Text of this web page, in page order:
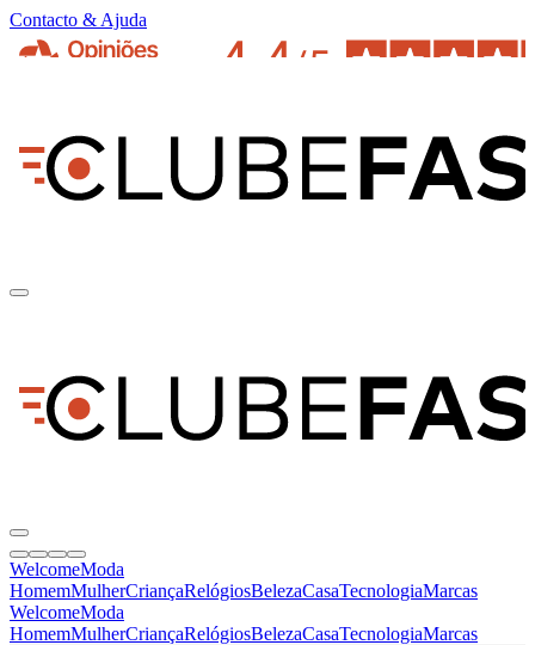
Contacto & Ajuda
WelcomeModa
HomemMulherCriançaRelógiosBelezaCasaTecnologiaMarcas
WelcomeModa
HomemMulherCriançaRelógiosBelezaCasaTecnologiaMarcas